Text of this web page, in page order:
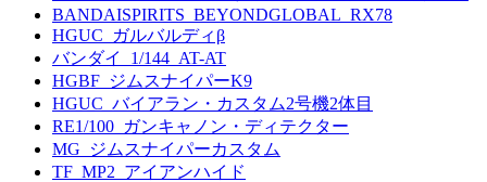
BANDAISPIRITS_BEYONDGLOBAL_RX78
HGUC_ガルバルディβ
バンダイ_1/144_AT-AT
HGBF_ジムスナイパーK9
HGUC_バイアラン・カスタム2号機2体目
RE1/100_ガンキャノン・ディテクター
MG_ジムスナイパーカスタム
TF_MP2_アイアンハイド